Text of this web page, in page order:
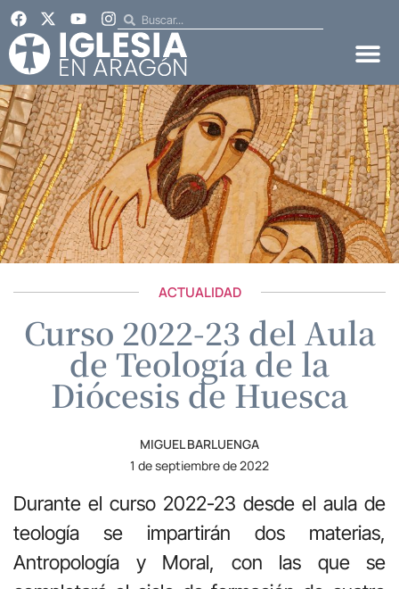
ACTUALIDAD
Curso 2022-23 del Aula
de Teología de la
Diócesis de Huesca
MIGUEL BARLUENGA
1 de septiembre de 2022
Durante el curso 2022-23 desde el aula de
teología se impartirán dos materias,
Antropología y Moral, con las que se